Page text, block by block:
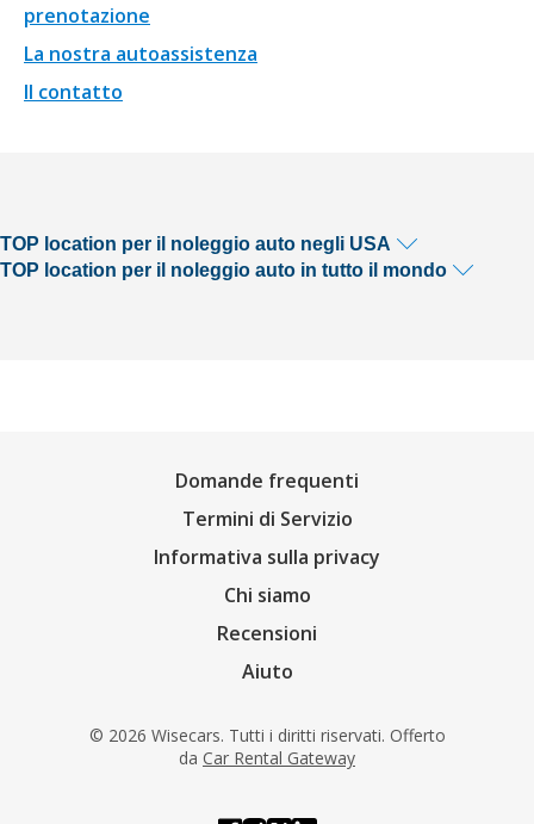
prenotazione
La nostra autoassistenza
Il contatto
TOP location per il noleggio auto negli USA
TOP location per il noleggio auto in tutto il mondo
Domande frequenti
Termini di Servizio
Informativa sulla privacy
Chi siamo
Recensioni
Aiuto
© 2026 Wisecars. Tutti i diritti riservati. Offerto
da Car Rental Gateway